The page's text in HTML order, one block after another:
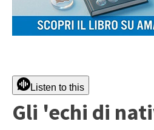
Listen to this
Gli 'echi di